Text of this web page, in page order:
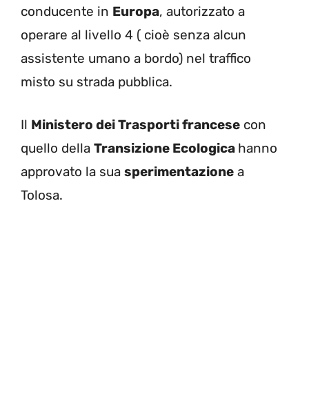
conducente in Europa, autorizzato a
operare al livello 4 ( cioè senza alcun
assistente umano a bordo) nel traffico
misto su strada pubblica.
Il Ministero dei Trasporti francese con
quello della Transizione Ecologica hanno
approvato la sua sperimentazione a
Tolosa.